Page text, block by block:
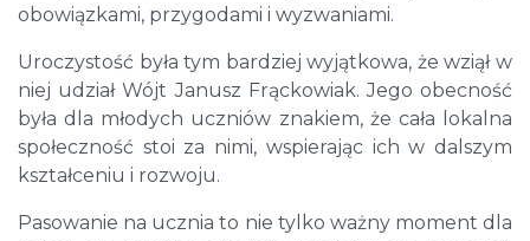
obowiązkami, przygodami i wyzwaniami.
Uroczystość była tym bardziej wyjątkowa, że wziął w
niej udział Wójt Janusz Frąckowiak. Jego obecność
była dla młodych uczniów znakiem, że cała lokalna
społeczność stoi za nimi, wspierając ich w dalszym
kształceniu i rozwoju.
Pasowanie na ucznia to nie tylko ważny moment dla